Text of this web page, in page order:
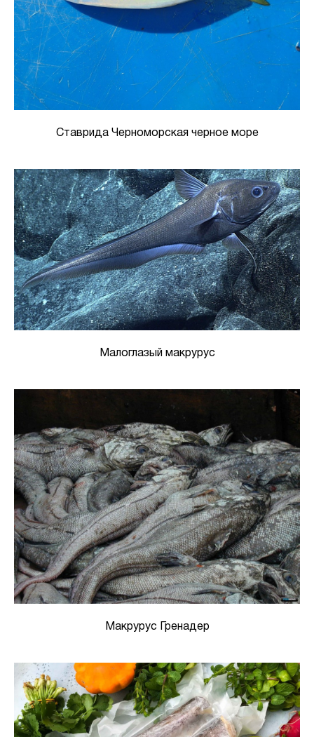
Ставрида Черноморская черное море
Малоглазый макрурус
Макрурус Гренадер